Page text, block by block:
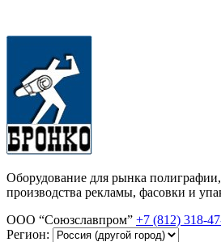
Оборудование для рынка полиграфии,
производства рекламы, фасовки и
ООО “Союзславпром” +7 (812) 318-
Регион: